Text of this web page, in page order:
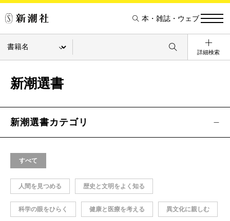
本・雑誌・ウェブ
詳細検索
新潮選書
新潮選書カテゴリ
すべて
人間を見つめる 歴史と文明をよく知る
科学の眼をひらく 健康と医療を考える 異文化に親しむ